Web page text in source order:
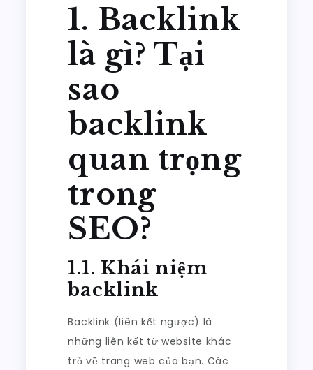
1. Backlink
là gì? Tại
sao
backlink
quan trọng
trong
SEO?
1.1. Khái niệm
backlink
Backlink (liên kết ngược) là
những liên kết từ website khác
trỏ về trang web của bạn. Các